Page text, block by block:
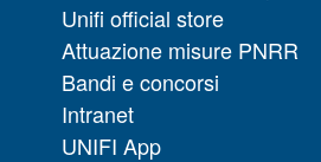
Unifi official store
Attuazione misure PNRR
Bandi e concorsi
Intranet
UNIFI App